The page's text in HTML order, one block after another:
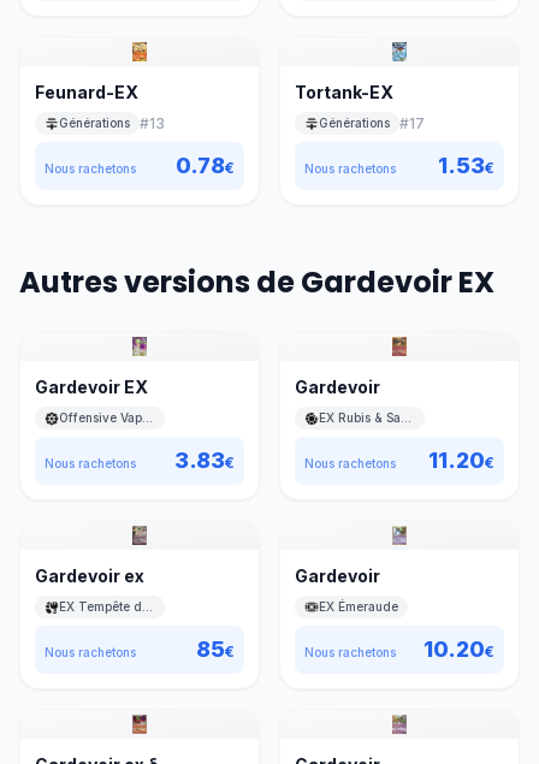
Feunard-EX
Générations #13
Nous rachetons 0.78€
Tortank-EX
Générations #17
Nous rachetons 1.53€
Autres versions de Gardevoir EX
Gardevoir EX
Nous rachetons 3.83€
Gardevoir
Nous rachetons 11.20€
Gardevoir ex
Nous rachetons 85€
Gardevoir
EX Émeraude
Nous rachetons 10.20€